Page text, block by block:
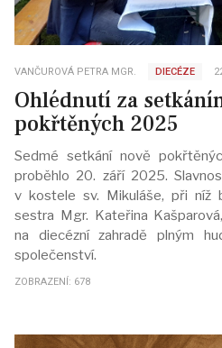
VANČUROVÁ PETRA MGR. DIECÉZE
Ohlédnutí za
pokřtěných 2025
Sedmé setkání nově
proběhlo 20. září 2025.
v kostele sv. Mikuláše, při níž
sestra Mgr. Kateřina
na diecézní zahradě plným
společenství.
ZOBRAZENÍ: 678